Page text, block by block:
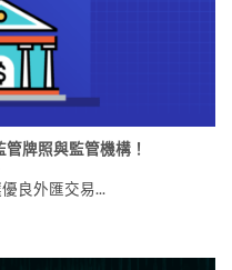
牌照與監管機構！
良外匯交易...